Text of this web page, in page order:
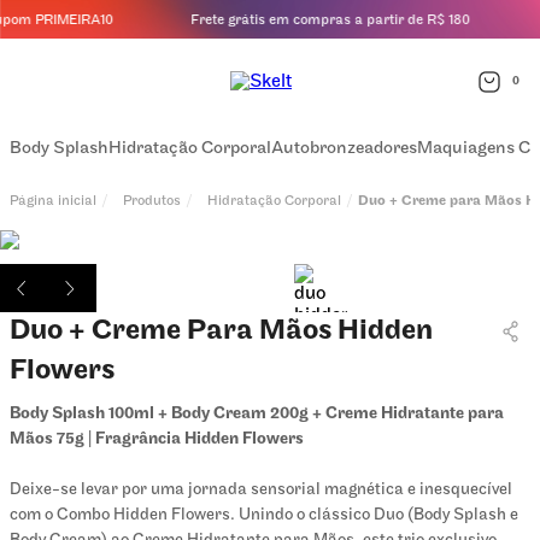
PRIMEIRA10 Frete grátis em compras a partir de R$ 180
0
Body SplashHidratação CorporalAutobronzeadoresMaquiagens
Produtos Hidratação Corporal Duo + Creme para Mãos
Duo + Creme Para Mãos Hidden
Flowers
Body Splash 100ml + Body Cream 200g + Creme Hidratante para
Mãos 75g | Fragrância Hidden Flowers
Deixe-se levar por uma jornada sensorial magnética e inesquecível
com o Combo Hidden Flowers. Unindo o clássico Duo (Body Splash e